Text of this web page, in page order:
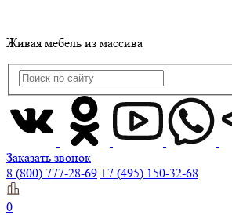
Живая мебель из массива
Заказать звонок
8 (800) 777-28-69 +7 (495) 150-32-68
0